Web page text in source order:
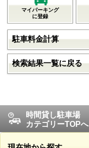
マイパーキング
に登録
駐車料金計算
検索結果一覧に戻る
時間貸し駐車場
カテゴリーTOPへ